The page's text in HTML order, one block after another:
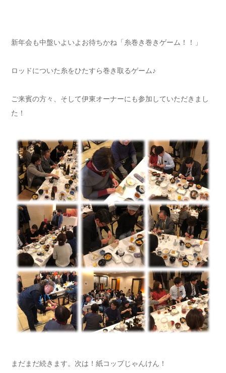
新年会も中盤いよいよお待ちかね「糸巻き巻きゲーム！！」
ロッドについた糸をひたすら巻き取るゲーム♪
ご来賓の方々、そして伊東オーナーにも参加していただきまし
た！
まだまだ続きます。次は！紙コップじゃんけん！